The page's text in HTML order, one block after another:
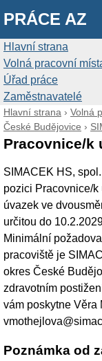
PRÁCE AZ
Hlavní strana
Volná pracovní
Úřad práce
Zaměstnavatelé
Hlavní strana › Volná
České Budějovice ›
Pracovnice/k
SIMACEK HS,
pozici Pracovnice/k
úvazek ve
určitou do
Minimální
pracoviště je
okres České
zdravotním
vám poskytne Věra
Poznámka od